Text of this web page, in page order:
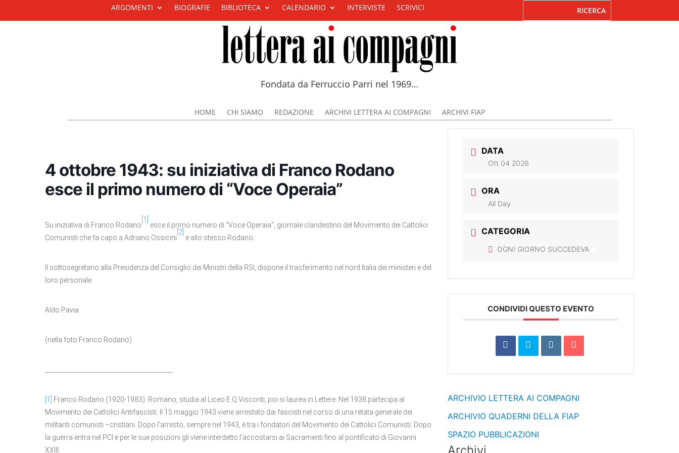
ARGOMENTI BIOGRAFIE BIBLIOTECA CALENDARIO INTERVISTE SCRIVICI
Fondata da Ferruccio Parri nel 1969…
HOME CHI SIAMO REDAZIONE ARCHIVI LETTERA AI COMPAGNI ARCHIVI FIAP
4 ottobre 1943: su iniziativa di Franco Rodano
esce il primo numero di “Voce Operaia”
Su iniziativa di Franco Rodano
[1]
esce il primo numero di “Voce Operaia”, giornale clandestino del Movimento dei Cattolici
Comunisti che fa capo a Adriano Ossicini
[2]
e allo stesso Rodano.
Il sottosegretario alla Presidenza del Consiglio dei Ministri della RSI, dispone il trasferimento nel nord Italia dei ministeri e del
loro personale.
Aldo Pavia
(nella foto Franco Rodano)
[1]
Franco Rodano (1920-1983). Romano, studia al Liceo E.Q.Visconti, poi si laurea in Lettere. Nel 1938 partecipa al
Movimento dei Cattolici Antifascisti. Il 15 maggio 1943 viene arrestato dai fascisti nel corso di una retata generale dei
militanti comunisti –cristiani. Dopo l’arresto, sempre nel 1943, è tra i fondatori del Movimento dei Cattolici Comunisti. Dopo
la guerra entra nel PCI e per le sue posizioni gli viene interdetto l’accostarsi ai Sacramenti fino al pontificato di Giovanni
XXIII.
DATA
Ott 04 2026
ORA
All Day
CATEGORIA
OGNI GIORNO SUCCEDEVA
CONDIVIDI QUESTO EVENTO
ARCHIVIO LETTERA AI COMPAGNI
ARCHIVIO QUADERNI DELLA FIAP
SPAZIO PUBBLICAZIONI
Archivi